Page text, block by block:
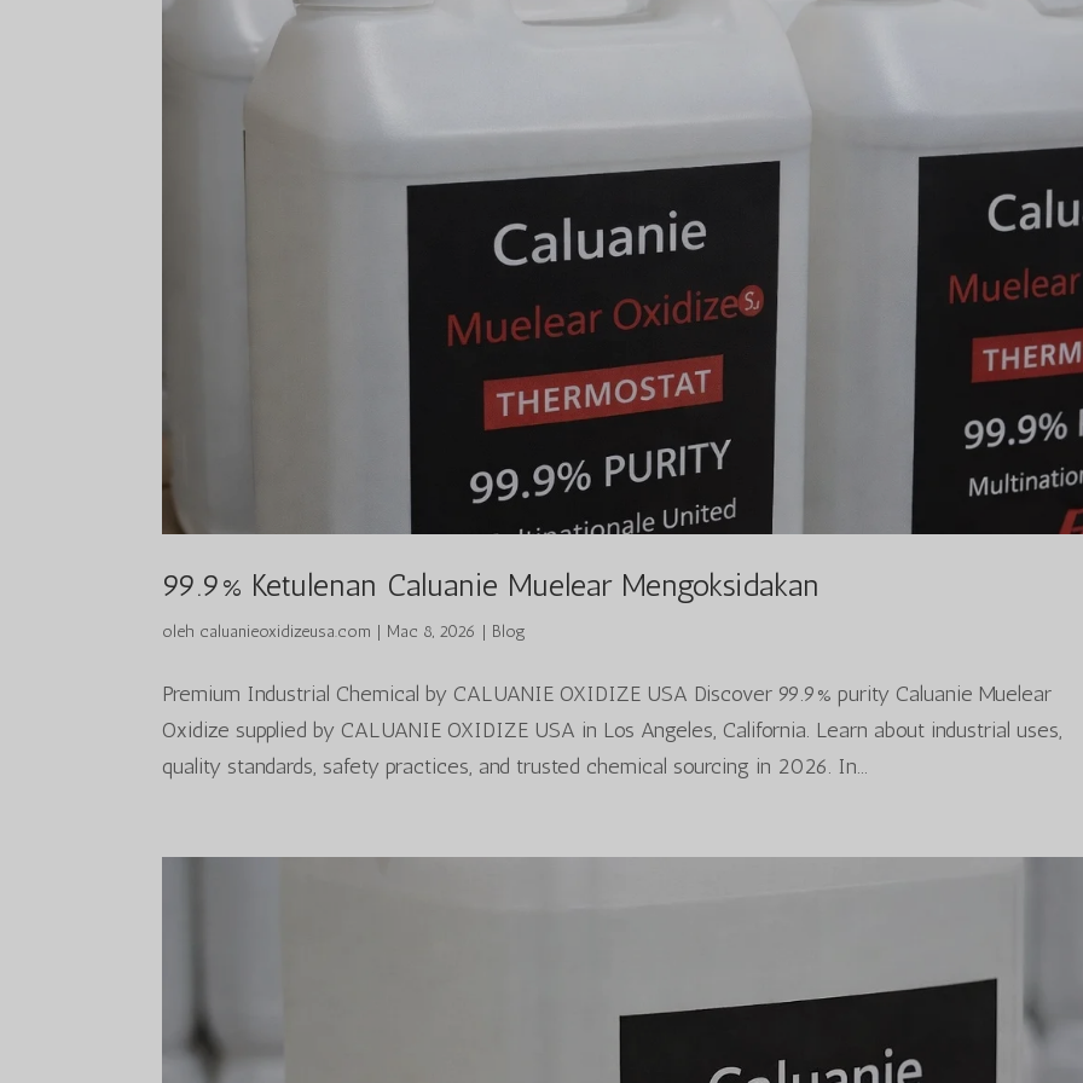
99.9% Ketulenan Caluanie Muelear Mengoksidakan
oleh caluanieoxidizeusa.com Mac 8, 2026 Blog
Premium Industrial Chemical by CALUANIE OXIDIZE USA Discover 99.9% purity Caluanie Muelear
Oxidize supplied by CALUANIE OXIDIZE USA in Los Angeles, California. Learn about industrial uses,
quality standards, safety practices, and trusted chemical sourcing in 2026. In...